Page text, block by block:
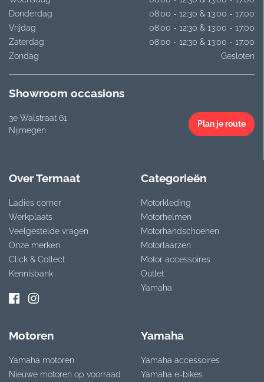
Donderdag
08:00 - 12:30 & 13:00 - 17:00
Vrijdag
08:00 - 12:30 & 13:00 - 17:00
Zaterdag
08:00 - 12:30 & 13:00 - 17:00
Zondag
Gesloten
Showroom occasions
3e Walstraat 61
Nijmegen
Plan je route
Over Termaat
Ladies corner
Werkplaats
Veelgestelde vragen
Onze merken
Click & Collect
Kennisbank
Categorieën
Motorkleding
Motorhelmen
Motorhandschoenen
Motorlaarzen
Motor accessoires
Outlet
Yamaha
Motoren
Yamaha motoren
Nieuwe motoren op voorraad
Yamaha
Yamaha accessoires
Yamaha e-bikes